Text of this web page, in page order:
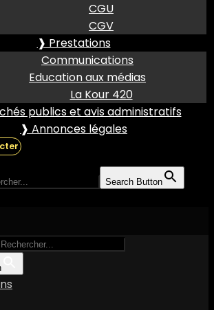
CGU
CGV
❱ Prestations
Communications
Education aux médias
La Kour 420
publics et avis administratifs
❱ Annonces légales
Search Button